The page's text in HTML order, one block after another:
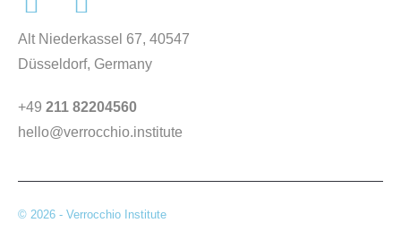
Alt Niederkassel 67, 40547
Düsseldorf, Germany
+49 211 82204560
hello@verrocchio.institute
© 2026 - Verrocchio Institute